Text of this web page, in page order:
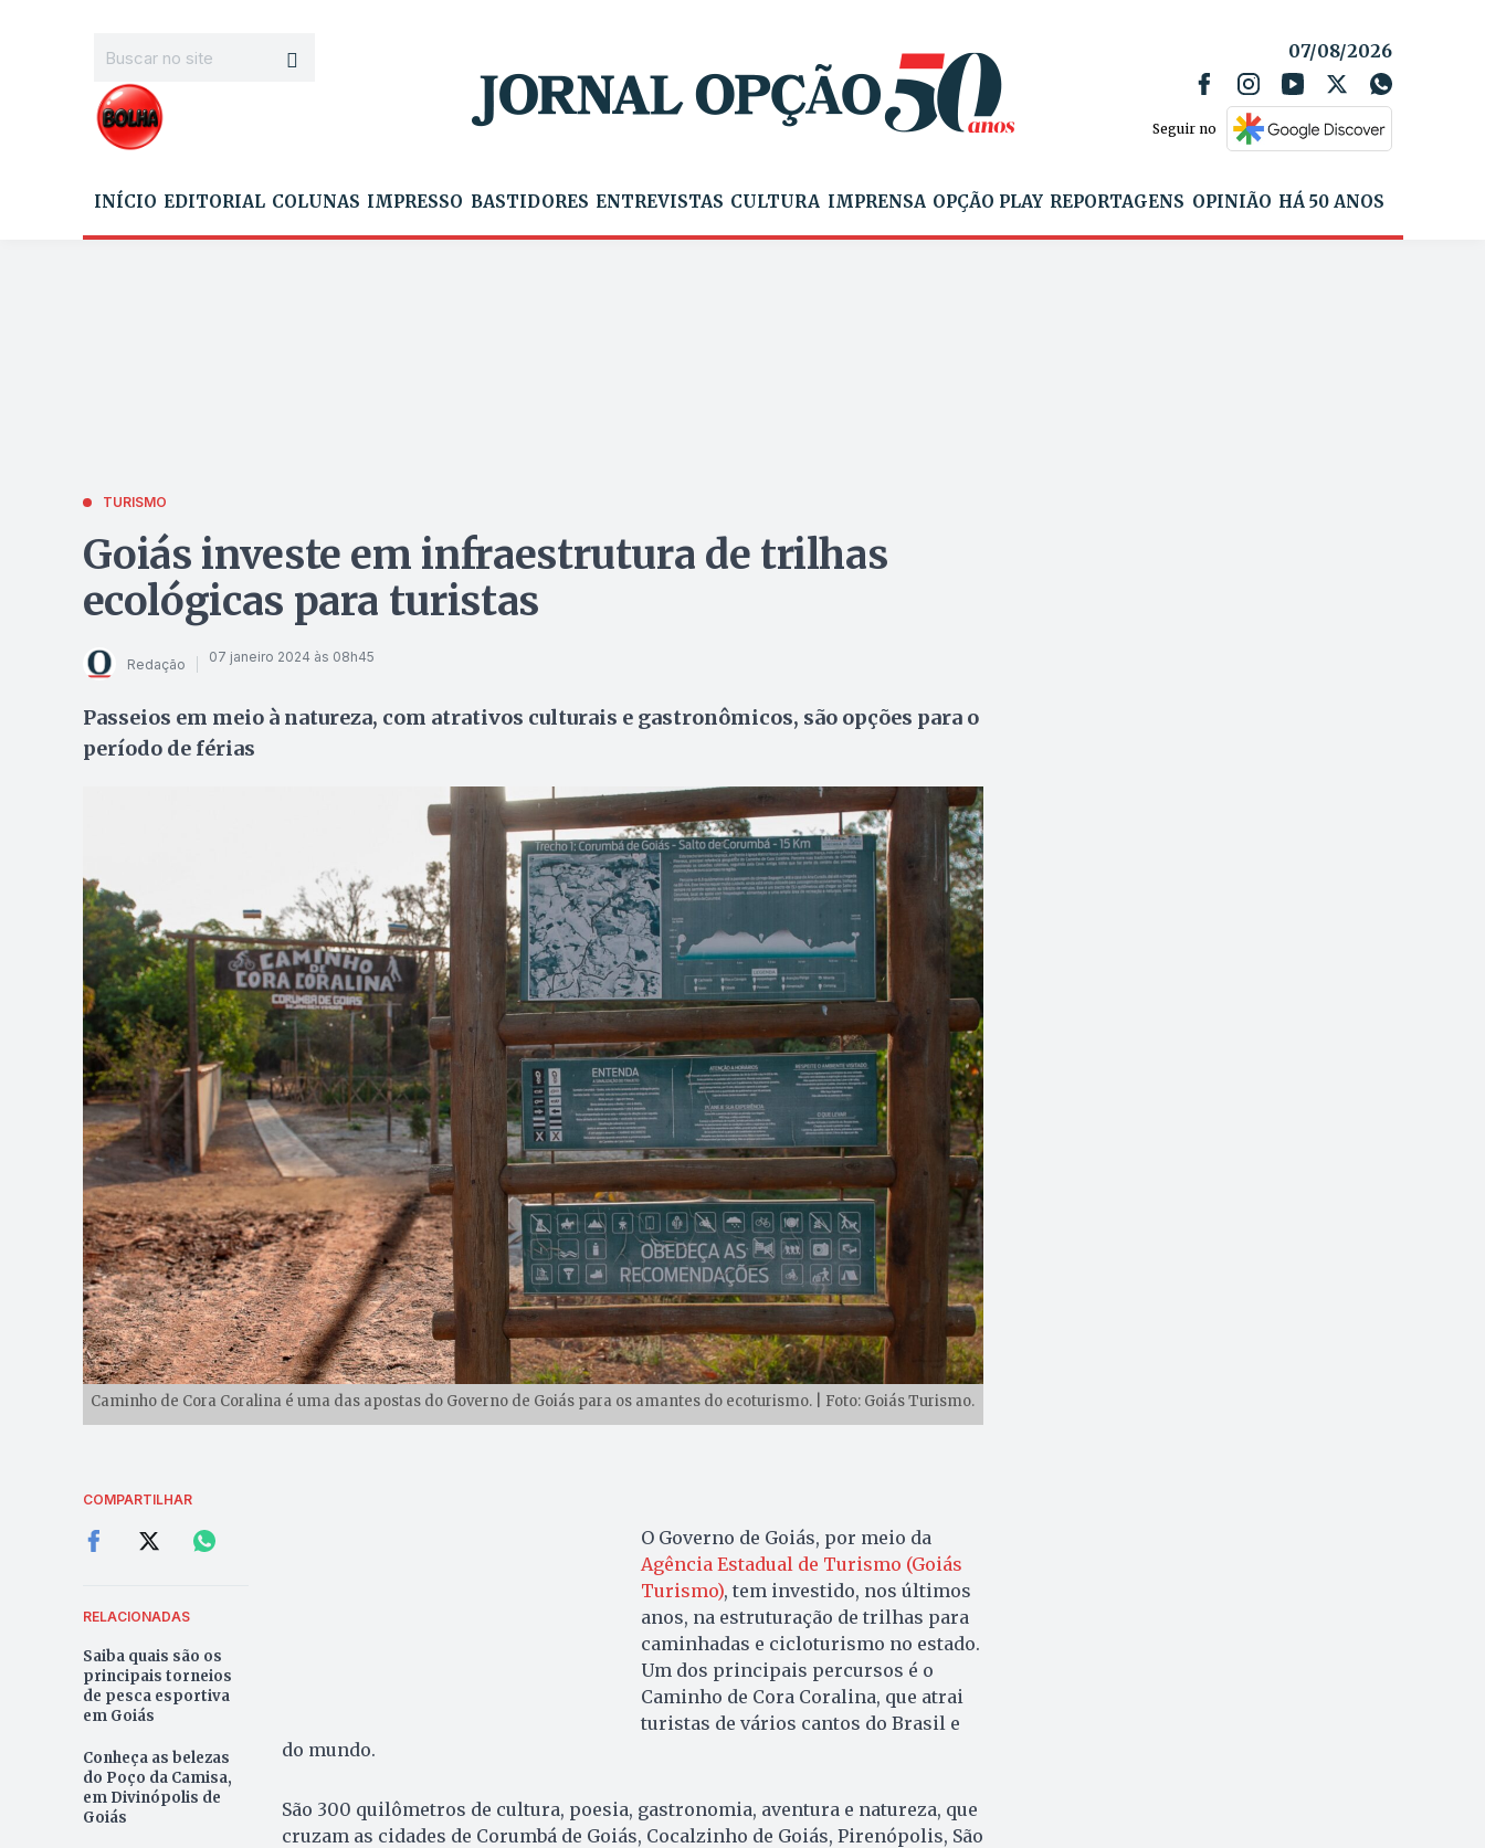
07/08/2026
Seguir no
INÍCIO EDITORIAL COLUNAS IMPRESSO BASTIDORES ENTREVISTAS CULTURA IMPRENSA OPÇÃO PLAY REPORTAGENS OPINIÃO HÁ 50 ANOS
TURISMO
Goiás investe em infraestrutura de trilhas
ecológicas para turistas
Redação 07 janeiro 2024 às 08h45
Passeios em meio à natureza, com atrativos culturais e gastronômicos, são opções para o
período de férias
Caminho de Cora Coralina é uma das apostas do Governo de Goiás para os amantes do ecoturismo. | Foto: Goiás Turismo.
COMPARTILHAR
RELACIONADAS
Saiba quais são os
principais torneios
de pesca esportiva
em Goiás
Conheça as belezas
do Poço da Camisa,
em Divinópolis de
Goiás
O Governo de Goiás, por meio da
Agência Estadual de Turismo (Goiás
Turismo), tem investido, nos últimos
anos, na estruturação de trilhas para
caminhadas e cicloturismo no estado.
Um dos principais percursos é o
Caminho de Cora Coralina, que atrai
turistas de vários cantos do Brasil e
do mundo.
São 300 quilômetros de cultura, poesia, gastronomia, aventura e natureza, que
cruzam as cidades de Corumbá de Goiás, Cocalzinho de Goiás, Pirenópolis, São